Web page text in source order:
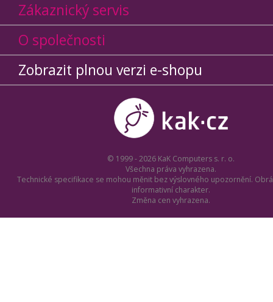
Zákaznický servis
O společnosti
Zobrazit plnou verzi e-shopu
© 1999 - 2026 KaK Computers s. r. o.
Všechna práva vyhrazena.
Technické specifikace se mohou měnit bez výslovného upozornění.
informativní charakter.
Změna cen vyhrazena.